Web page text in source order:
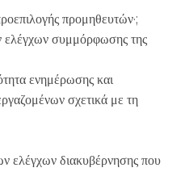
προμηθευτών·;
ελέγχων συμμόρφωσης της
ενημέρωσης και
σχετικά με τη
ελέγχων διακυβέρνησης που